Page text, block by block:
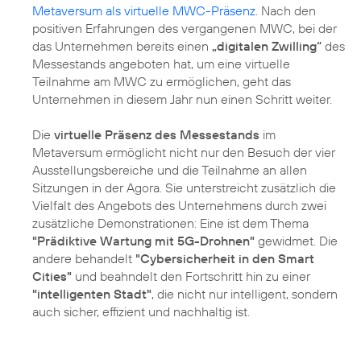
Metaversum als virtuelle MWC-Präsenz. Nach den
positiven Erfahrungen des vergangenen MWC, bei der
das Unternehmen bereits einen „digitalen Zwilling“ des
Messestands angeboten hat, um eine virtuelle
Teilnahme am MWC zu ermöglichen, geht das
Unternehmen in diesem Jahr nun einen Schritt weiter.
Die virtuelle Präsenz des Messestands im
Metaversum ermöglicht nicht nur den Besuch der vier
Ausstellungsbereiche und die Teilnahme an allen
Sitzungen in der Agora. Sie unterstreicht zusätzlich die
Vielfalt des Angebots des Unternehmens durch zwei
zusätzliche Demonstrationen: Eine ist dem Thema
"Prädiktive Wartung mit 5G-Drohnen" gewidmet. Die
andere behandelt "Cybersicherheit in den Smart
Cities" und beahndelt den Fortschritt hin zu einer
"intelligenten Stadt", die nicht nur intelligent, sondern
auch sicher, effizient und nachhaltig ist.